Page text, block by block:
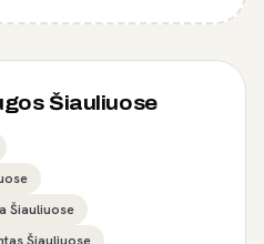
Šiauliuose
Šiauliuose